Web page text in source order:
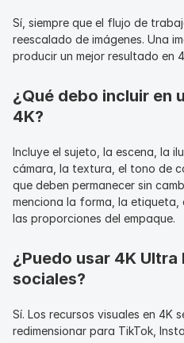
Sí, siempre que el flujo de
reescalado de imágenes. Una
producir un mejor resultado en
¿Qué debo incluir en
4K?
Incluye el sujeto, la escena, la
cámara, la textura, el tono de
que deben permanecer sin
menciona la forma, la etiqueta,
las proporciones del empaque.
¿Puedo usar 4K Ultra
sociales?
Sí. Los recursos visuales en 4K
redimensionar para TikTok,